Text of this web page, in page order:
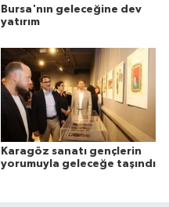
Bursa'nın geleceğine dev
yatırım
Karagöz sanatı gençlerin
yorumuyla geleceğe taşındı